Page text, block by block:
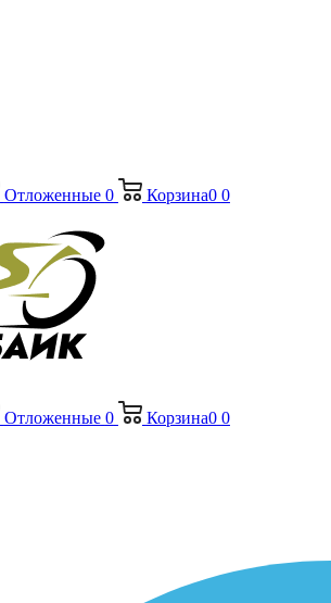
Отложенные 0 Корзина0 0
Отложенные 0 Корзина0 0